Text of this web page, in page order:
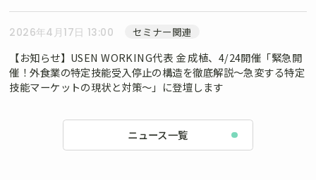
2026年4月17日 13:00 セミナー関連
【お知らせ】USEN WORKING代表 金 成植、4/24開催「緊急開
催！外食業の特定技能受入停止の構造を徹底解説～急変する特定
技能マーケットの現状と対策～」に登壇します
ニュース一覧